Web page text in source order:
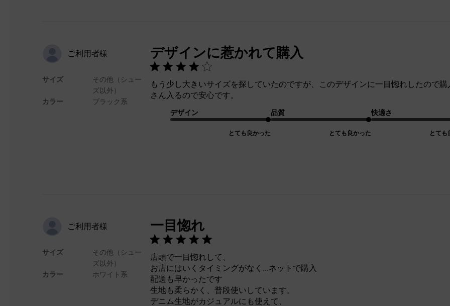
ご利用者様
サイズ
カラー
その他（シュー
ズ以外）
ブラック系
デザインに惹かれて購入
もう少し大きいサイズを探していたのですが、このデザインに一目惚れしたので
さん入るので安心です。
デザイン
とても良かった
品質
とても良かった
快適さ
とても
ご利用者様
サイズ
カラー
その他（シュー
ズ以外）
ホワイト系
一目惚れ
店頭で一目惚れして、
お店にはいくタイミングがなく…ネットで購入
配送も早かったです
生地も柔らかく、普段使いしています。
デニム生地がカジュアルにも使えて、